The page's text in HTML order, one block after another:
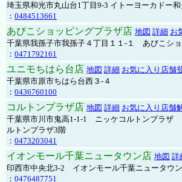
埼玉県和光市丸山台1丁目9-3 イトーヨーカドー
： 0484513661
あびこショッピングプラザ店 地図 詳細 お
千葉県我孫子市我孫子４丁目１１-１ あびこシ
： 0471792161
ユニモちはら台店 地図 詳細 お気に入り店舗
千葉県市原市ちはら台西３-４
： 0436760100
コルトンプラザ店 地図 詳細 お気に入り店舗
千葉県市川市鬼高1-1-1 ニッケコルトンプラザ
ルトンプラザ3階
： 0473203041
イオンモール千葉ニュータウン店 地図 詳
印西市中央北3-2 イオンモール千葉ニュータウ
： 0476487751